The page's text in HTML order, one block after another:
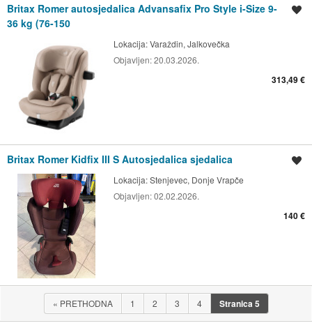
Britax Romer autosjedalica Advansafix Pro Style i-Size 9-
36 kg (76-150
Lokacija:Varaždin, Jalkovečka
Objavljen:20.03.2026.
313,49 €
Britax Romer Kidfix III S Autosjedalica sjedalica
Lokacija:Stenjevec, Donje Vrapče
Objavljen:02.02.2026.
140 €
« PRETHODNA 1 2 3 4 Stranica 5